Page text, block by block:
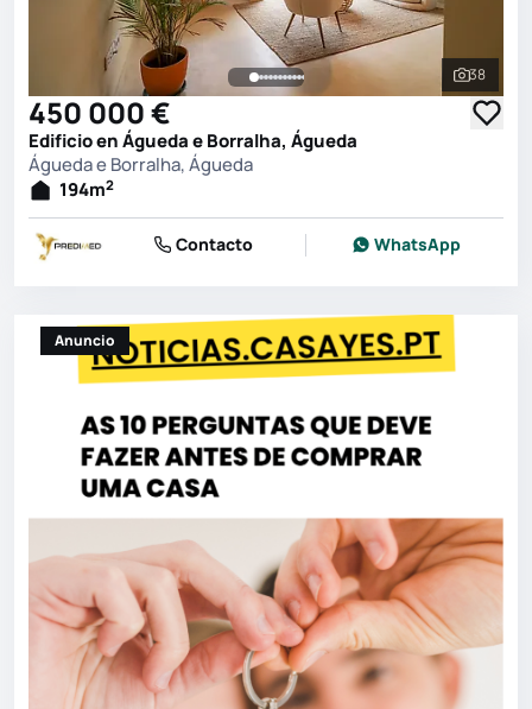
Ver
38
450 000 €
Edificio en Águeda e Borralha, Águeda
Águeda e Borralha, Águeda
194m2
Contacto WhatsApp
Anuncio